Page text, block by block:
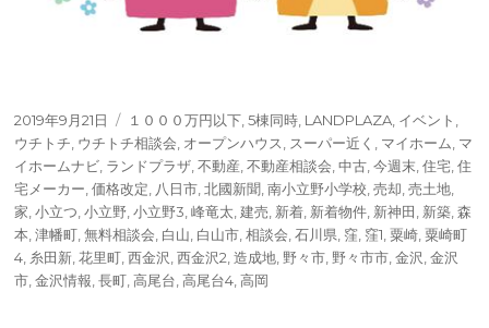
投
稿
日:
2019年9月21日
タ
グ
１０００万円以下 ,5棟同時 LANDPLAZA イベント
ウチトチ ウチトチ相談会 オープンハウス スーパー近く マイホーム マ
イホームナビ ランドプラザ ,不動産 ,不動産相談会 ,中古 ,今週末 ,住宅 ,住
宅メーカー ,価格改定 八日市 ,北國新聞 ,南小立野小学校 ,売却 ,売土地
家 ,小立つ ,小立野 ,小立野3 ,峰竜太 ,建売 新着 新着物件 新神田 新築 ,森
本 ,津幡町 ,無料相談会 白山 白山市 ,相談会 ,石川県 窪 窪1 ,粟崎 ,粟崎町
4 糸田新 ,花里町 ,西金沢 ,西金沢2 ,造成地 野々市 野々市市 ,金沢 ,金沢
市 ,金沢情報 ,長町 ,高尾台 ,高尾台4 ,高岡